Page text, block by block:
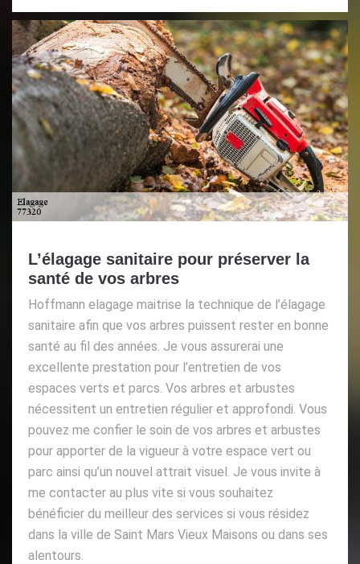
L’élagage sanitaire pour préserver la
santé de vos arbres
Hoffmann elagage maitrise la technique de l’élagage
sanitaire afin que vos arbres puissent rester en bonne
santé au fil des années. Je vous assurerai une
excellente prestation pour l’entretien de vos
espaces verts et parcs. Vos arbres et arbustes
nécessitent un entretien régulier et approfondi. Vous
pouvez me confier le soin de vos arbres et arbustes
pour apporter de la vigueur à votre espace vert ou
parc ainsi qu’un nouvel attrait visuel. Je vous invite à
me contacter au plus vite si vous souhaitez
bénéficier du meilleur des services si vous résidez
dans la ville de Saint Mars Vieux Maisons ou dans ses
alentours.